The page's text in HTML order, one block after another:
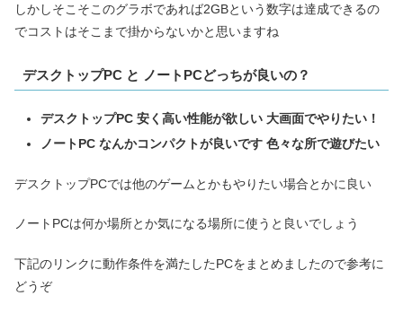
しかしそこそこのグラボであれば2GBという数字は達成できるの
でコストはそこまで掛からないかと思いますね
デスクトップPC と ノートPCどっちが良いの？
デスクトップPC 安く高い性能が欲しい 大画面でやりたい！
ノートPC なんかコンパクトが良いです 色々な所で遊びたい
デスクトップPCでは他のゲームとかもやりたい場合とかに良い
ノートPCは何か場所とか気になる場所に使うと良いでしょう
下記のリンクに動作条件を満たしたPCをまとめましたので参考に
どうぞ